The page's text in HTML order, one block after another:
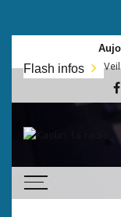
contenu
Flash infos
collège Simone Veil